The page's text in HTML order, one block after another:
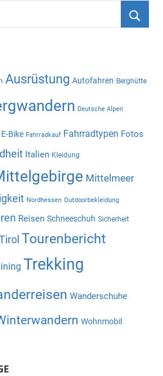
Ausrüstung Autofahren Berghütte
Deutsche Alpen
E-Bike Fahrradkauf Fahrradtypen Fotos
Italien Kleidung
Mittelmeer
Nordhessen Outdoorbekleidung
Reisen Schneeschuh Sicherheit
Tourenbericht
Trekking
Wanderschuhe
Wohnmobil